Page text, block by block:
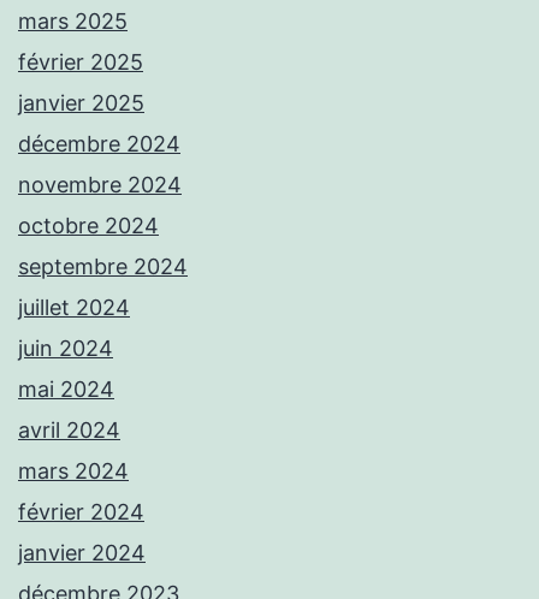
mars 2025
février 2025
janvier 2025
décembre 2024
novembre 2024
octobre 2024
septembre 2024
juillet 2024
juin 2024
mai 2024
avril 2024
mars 2024
février 2024
janvier 2024
décembre 2023